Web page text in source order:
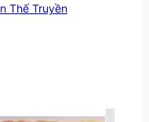
Thế Truyền